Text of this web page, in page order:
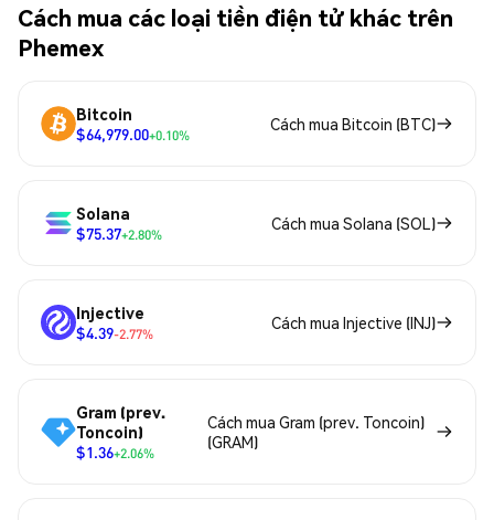
Cách mua các loại tiền điện tử khác trên
Phemex
Bitcoin
$64,979.00+0.10%
Cách mua Bitcoin (BTC)
Solana
$75.37+2.80%
Cách mua Solana (SOL)
Injective
$4.39-2.77%
Cách mua Injective (INJ)
Gram (prev.
Toncoin)
$1.36+2.06%
Cách mua Gram (prev. Toncoin)
(GRAM)